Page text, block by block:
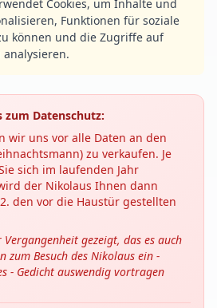
Cookies, um Inhalte und
Funktionen für soziale
können und die Zugriffe auf
analysieren.
Datenschutz:
wir uns vor alle Daten an den
zu verkaufen. Je
sich im laufenden Jahr
der Nikolaus Ihnen dann
den vor die Haustür gestellten
Vergangenheit gezeigt, das es auch
zum Besuch des Nikolaus ein -
- Gedicht auswendig vortragen